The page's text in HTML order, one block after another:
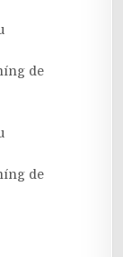
de
de